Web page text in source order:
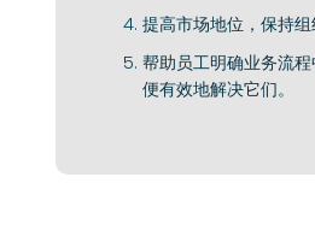
提高市场地位，保持组
帮助员工明确业务流
便有效地解决它们。